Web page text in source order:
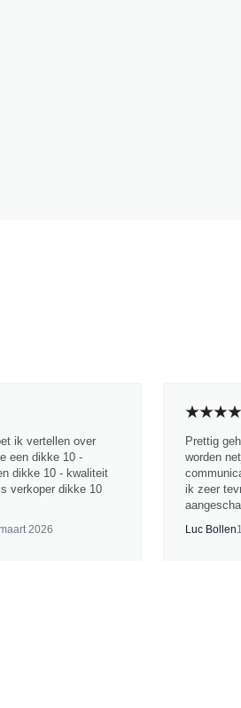
ik vertellen over
een dikke 10 -
dikke 10 - kwaliteit
verkoper dikke 10
2026
Prettig
worden
ik zeer
Luc Bollen